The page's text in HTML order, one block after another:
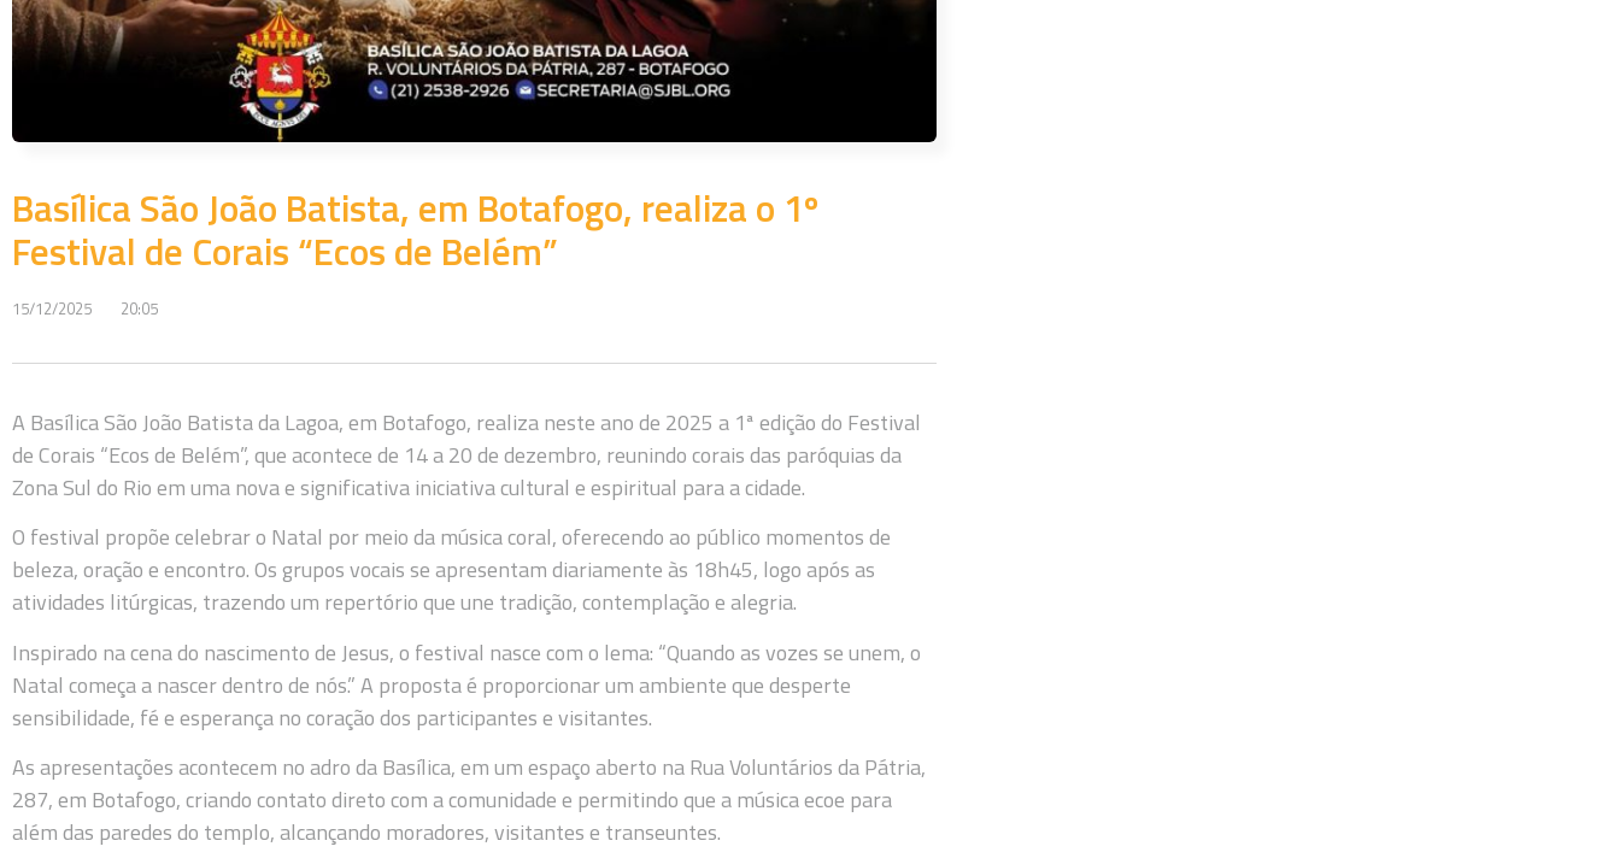
Basílica São João Batista, em Botafogo, realiza o 1º
Festival de Corais “Ecos de Belém”
15/12/2025 20:05
A Basílica São João Batista da Lagoa, em Botafogo, realiza neste ano de 2025 a 1ª edição do Festival
de Corais “Ecos de Belém”, que acontece de 14 a 20 de dezembro, reunindo corais das paróquias da
Zona Sul do Rio em uma nova e significativa iniciativa cultural e espiritual para a cidade.
O festival propõe celebrar o Natal por meio da música coral, oferecendo ao público momentos de
beleza, oração e encontro. Os grupos vocais se apresentam diariamente às 18h45, logo após as
atividades litúrgicas, trazendo um repertório que une tradição, contemplação e alegria.
Inspirado na cena do nascimento de Jesus, o festival nasce com o lema: “Quando as vozes se unem, o
Natal começa a nascer dentro de nós.” A proposta é proporcionar um ambiente que desperte
sensibilidade, fé e esperança no coração dos participantes e visitantes.
As apresentações acontecem no adro da Basílica, em um espaço aberto na Rua Voluntários da Pátria,
287, em Botafogo, criando contato direto com a comunidade e permitindo que a música ecoe para
além das paredes do templo, alcançando moradores, visitantes e transeuntes.